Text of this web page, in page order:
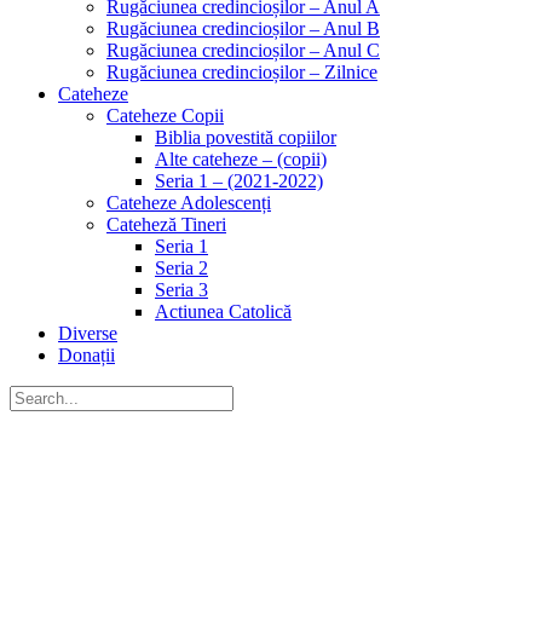
Rugăciunea credincioșilor – Anul A
Rugăciunea credincioșilor – Anul B
Rugăciunea credincioșilor – Anul C
Rugăciunea credincioșilor – Zilnice
Cateheze
Cateheze Copii
Biblia povestită copiilor
Alte cateheze – (copii)
Seria 1 – (2021-2022)
Cateheze Adolescenți
Cateheză Tineri
Seria 1
Seria 2
Seria 3
Actiunea Catolică
Diverse
Donații